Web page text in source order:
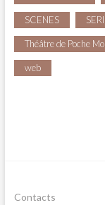
SCENES
Théâtre de Poche
web
Contacts